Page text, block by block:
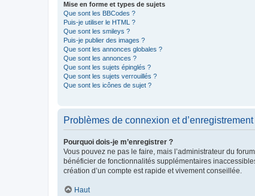
Mise en forme et types de sujets
Que sont les BBCodes ?
Puis-je utiliser le HTML ?
Que sont les smileys ?
Puis-je publier des images ?
Que sont les annonces globales ?
Que sont les annonces ?
Que sont les sujets épinglés ?
Que sont les sujets verrouillés ?
Que sont les icônes de sujet ?
Problèmes de connexion et d’enregistrement
Pourquoi dois-je m’enregistrer ?
Vous pouvez ne pas le faire, mais l’administrateur du
bénéficier de fonctionnalités supplémentaires
création d’un compte est rapide et vivement conseillée.
Haut